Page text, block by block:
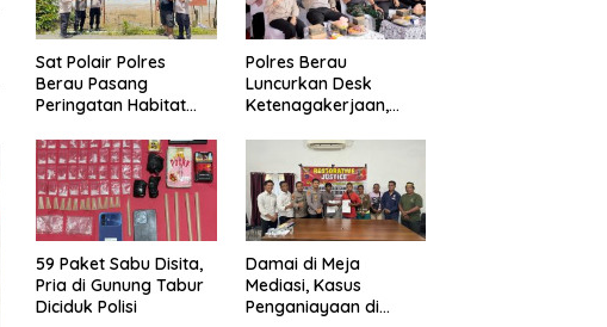
Sat Polair Polres
Berau Pasang
Peringatan Habitat
Polres Berau
Luncurkan Desk
Ketenagakerjaan,
Didorong Tuntas
Lewat Mediasi
59 Paket Sabu Disita,
Pria di Gunung Tabur
Diciduk Polisi
Damai di Meja
Mediasi, Kasus
Penganiayaan di